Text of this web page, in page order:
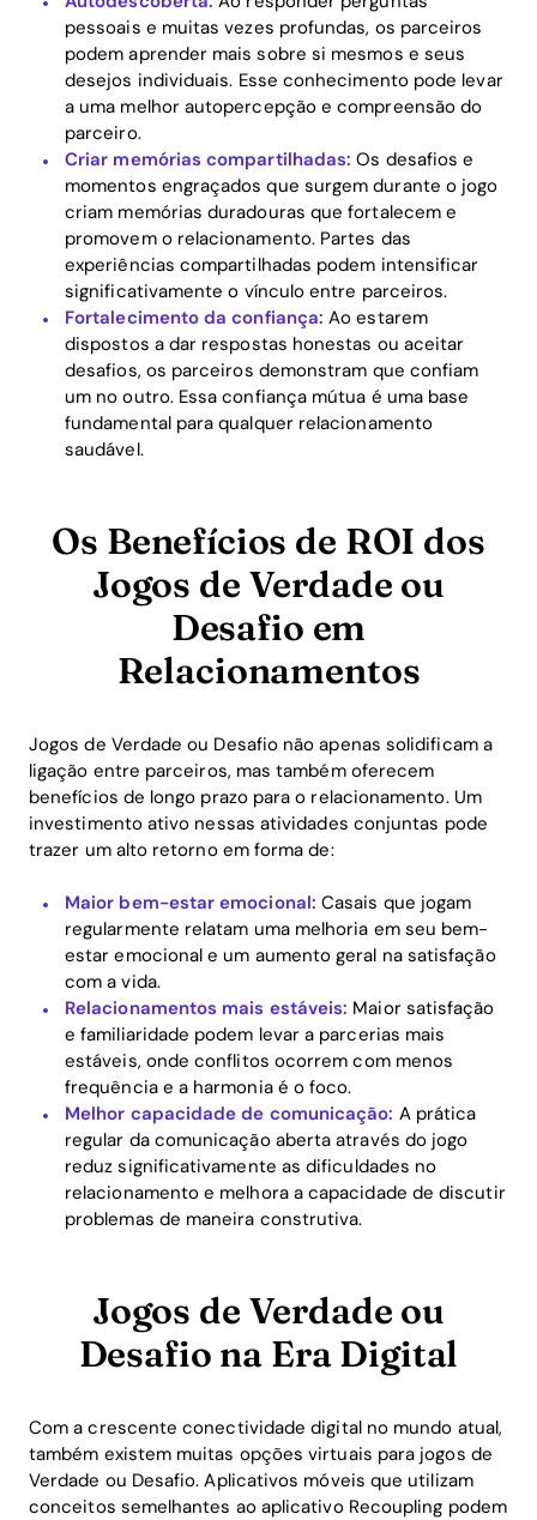
Home
Blog
Download
pessoais e muitas vezes profundas, os parceiros
podem aprender mais sobre si mesmos e seus
desejos individuais. Esse conhecimento pode levar
a uma melhor autopercepção e compreensão do
parceiro.
Criar memórias compartilhadas: Os desafios e
momentos engraçados que surgem durante o jogo
criam memórias duradouras que fortalecem e
promovem o relacionamento. Partes das
experiências compartilhadas podem intensificar
significativamente o vínculo entre parceiros.
Fortalecimento da confiança: Ao estarem
dispostos a dar respostas honestas ou aceitar
desafios, os parceiros demonstram que confiam
um no outro. Essa confiança mútua é uma base
fundamental para qualquer relacionamento
saudável.
Os Benefícios de ROI dos
Jogos de Verdade ou
Desafio em
Relacionamentos
Jogos de Verdade ou Desafio não apenas solidificam a
ligação entre parceiros, mas também oferecem
benefícios de longo prazo para o relacionamento. Um
investimento ativo nessas atividades conjuntas pode
trazer um alto retorno em forma de:
Maior bem-estar emocional: Casais que jogam
regularmente relatam uma melhoria em seu bem-
estar emocional e um aumento geral na satisfação
com a vida.
Relacionamentos mais estáveis: Maior satisfação
e familiaridade podem levar a parcerias mais
estáveis, onde conflitos ocorrem com menos
frequência e a harmonia é o foco.
Melhor capacidade de comunicação: A prática
regular da comunicação aberta através do jogo
reduz significativamente as dificuldades no
relacionamento e melhora a capacidade de discutir
problemas de maneira construtiva.
Jogos de Verdade ou
Desafio na Era Digital
Com a crescente conectividade digital no mundo atual,
também existem muitas opções virtuais para jogos de
Verdade ou Desafio. Aplicativos móveis que utilizam
conceitos semelhantes ao aplicativo Recoupling podem